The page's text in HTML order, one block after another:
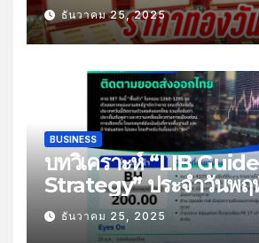
ธันวาคม 25, 2025
BUSINESS
บทวิเคราะห์ “LIB
Strategy” ประจำวันพฤ
ธันวาคม 2568 หัวข้อ “ติ
ส่งออกไทย”
ธันวาคม 25, 2025